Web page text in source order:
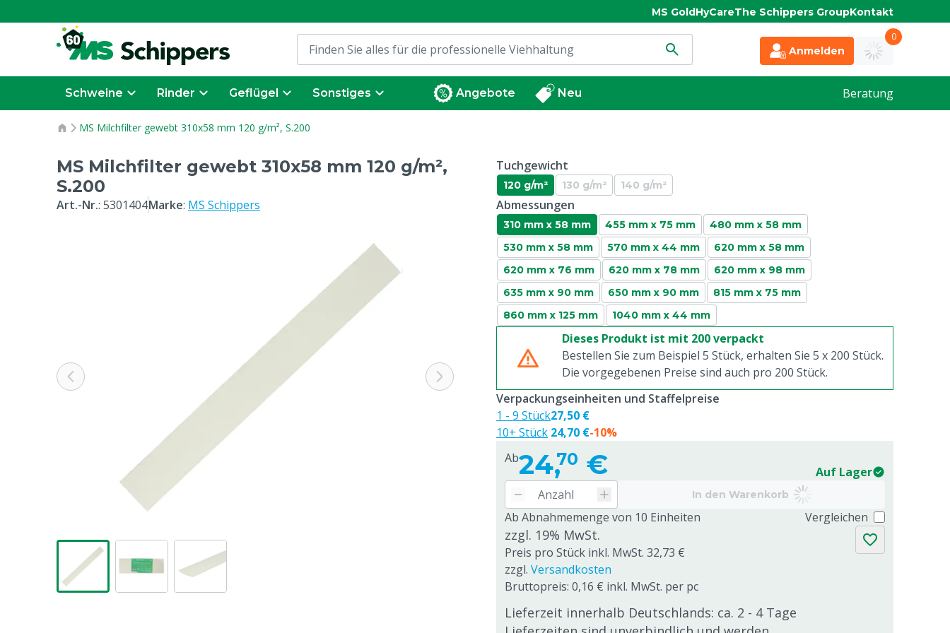
MS GoldHyCareThe Schippers GroupKontakt
Anmelden
0
Schweine Rinder Geflügel Sonstiges Angebote Neu Beratung
MS Milchfilter gewebt 310x58 mm 120 g/m², S.200
MS Milchfilter gewebt 310x58 mm 120 g/m²,
S.200
Art.-Nr.: 5301404Marke: MS Schippers
Tuchgewicht
120 g/m² 130 g/m² 140 g/m²
Abmessungen
310 mm x 58 mm 455 mm x 75 mm
480 mm x 58 mm
530 mm x 58 mm
570 mm x 44 mm
620 mm x 58 mm
620 mm x 76 mm
620 mm x 78 mm
620 mm x 98 mm
635 mm x 90 mm
650 mm x 90 mm
815 mm x 75 mm
860 mm x 125 mm
1040 mm x 44 mm
Dieses Produkt ist mit 200 verpackt
Bestellen Sie zum Beispiel 5 Stück, erhalten Sie 5 x 200 Stück.
Die vorgegebenen Preise sind auch pro 200 Stück.
Ab24,70 € Auf Lager
In den Warenkorb
Ab Abnahmemenge von 10 Einheiten
zzgl. 19% MwSt.
Preis pro Stück inkl. MwSt. 32,73 €
zzgl. Versandkosten
Bruttopreis: 0,16 € inkl. MwSt. per pc
Lieferzeit innerhalb Deutschlands: ca. 2 - 4 Tage
Vergleichen
Verpackungseinheiten und Staffelpreise
1 - 9 Stück
10+ Stück
27,50 €
24,70 €-10%